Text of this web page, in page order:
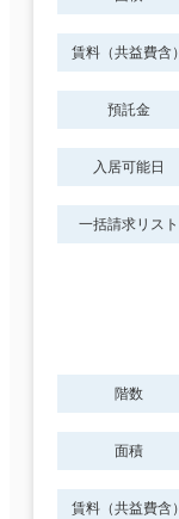
賃料（共益費含）
預託金
入居可能日
一括請求リスト
階数
面積
賃料（共益費含）